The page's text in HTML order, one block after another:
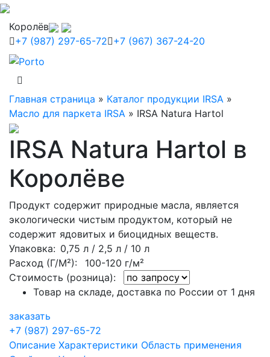
Королёв
+7 (987) 297-65-72 +7 (967) 367-24-20
Главная страница » Каталог продукции IRSA »
Масло для паркета IRSA » IRSA Natura Hartol
IRSA Natura Hartol в
Королёве
Продукт содержит природные масла, является
экологически чистым продуктом, который не
содержит ядовитых и биоцидных веществ.
Упаковка: 0,75 л / 2,5 л / 10 л
Расход (Г/М²): 100-120 г/м²
Стоимость (розница):
Товар на складе, доставка по России от 1 дня
заказать
+7 (987) 297-65-72
Описание Характеристики Область применения